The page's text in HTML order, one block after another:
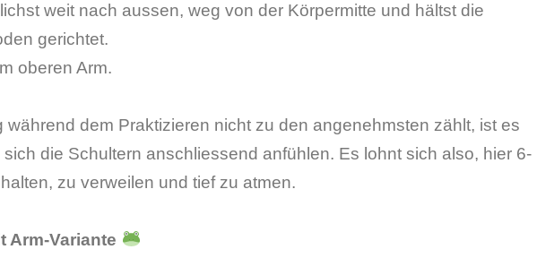
weit nach aussen, weg von der Körpermitte und hältst die
gerichtet.
oberen Arm.
während dem Praktizieren nicht zu den angenehmsten zählt, ist es
sich die Schultern anschliessend anfühlen. Es lohnt sich also, hier 6-
zu verweilen und tief zu atmen.
Arm-Variante